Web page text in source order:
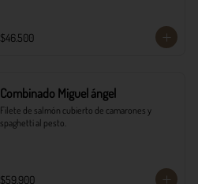
$46.500
Combinado Miguel ángel
Filete de salmón cubierto de camarones y
spaghetti al pesto.
$59.900